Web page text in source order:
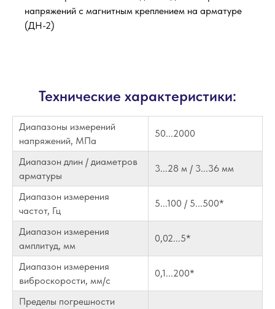
напряжений с магнитным креплением на арматуре
(ДН-2)
Технические характеристики:
Диапазоны измерений
напряжений, МПа
50...2000
Диапазон длин / диаметров
арматуры
3...28 м / 3...36 мм
Диапазон измерения
частот, Гц
5...100 / 5...500*
Диапазон измерения
амплитуд, мм
0,02...5*
Диапазон измерения
виброскорости, мм/с
0,1...200*
Пределы погрешности